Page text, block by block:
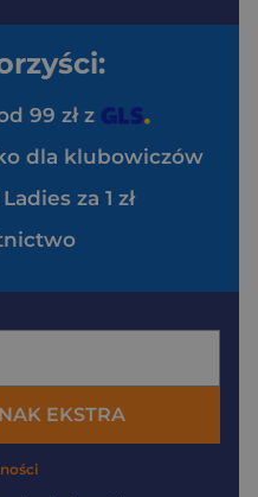
99 zł z
dla klubowiczów
za 1 zł
EKSTRA